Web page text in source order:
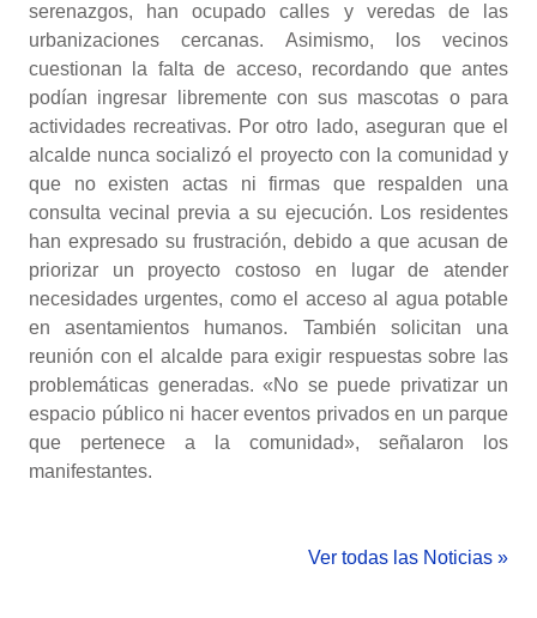
serenazgos, han ocupado calles y veredas de las
urbanizaciones cercanas. Asimismo, los vecinos
cuestionan la falta de acceso, recordando que antes
podían ingresar libremente con sus mascotas o para
actividades recreativas. Por otro lado, aseguran que el
alcalde nunca socializó el proyecto con la comunidad y
que no existen actas ni firmas que respalden una
consulta vecinal previa a su ejecución. Los residentes
han expresado su frustración, debido a que acusan de
priorizar un proyecto costoso en lugar de atender
necesidades urgentes, como el acceso al agua potable
en asentamientos humanos. También solicitan una
reunión con el alcalde para exigir respuestas sobre las
problemáticas generadas. «No se puede privatizar un
espacio público ni hacer eventos privados en un parque
que pertenece a la comunidad», señalaron los
manifestantes.
Ver todas las Noticias »